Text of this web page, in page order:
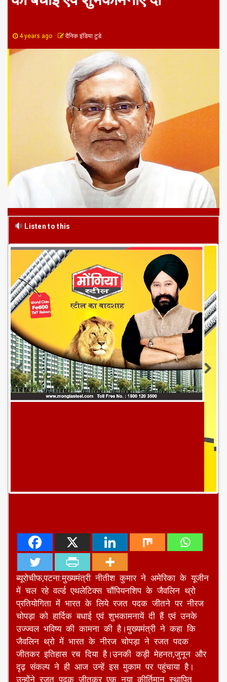
4 years ago दैनिक इंडिया टुडे
Listen to this
ब्यूरोचीफ,पटना:मुख्यमंत्री नीतीश कुमार ने अमेरिका के यूजीन
में चल रहे वर्ल्ड एथलेटिक्स चौंपियनशिप के जैवलिन थ्रो
प्रतियोगिता में भारत के लिये रजत पदक जीतने पर नीरज
चोपड़ा को हार्दिक बधाई एवं शुभकामनायें दी हैं एवं उनके
उज्ज्वल भविष्य की कामना की है।मुख्यमंत्री ने कहा कि
जैवलिन थ्रो में भारत के नीरज चोपड़ा ने रजत पदक
जीतकर इतिहास रच दिया है।उनकी कड़ी मेहनत,जुनून और